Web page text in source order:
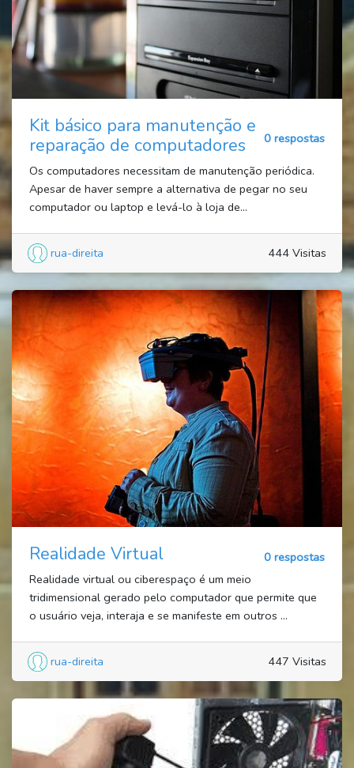
Kit básico para manutenção e
reparação de computadores
0 respostas
Os computadores necessitam de manutenção periódica.
Apesar de haver sempre a alternativa de pegar no seu
computador ou laptop e levá-lo à loja de...
rua-direita 444 Visitas
Realidade Virtual
0 respostas
Realidade virtual ou ciberespaço é um meio
tridimensional gerado pelo computador que permite que
o usuário veja, interaja e se manifeste em outros ...
rua-direita 447 Visitas